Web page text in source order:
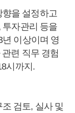
을 설정하고
투자관리 등을
이상이며 영
련 직무 경험
시까지.
검토, 실사 및